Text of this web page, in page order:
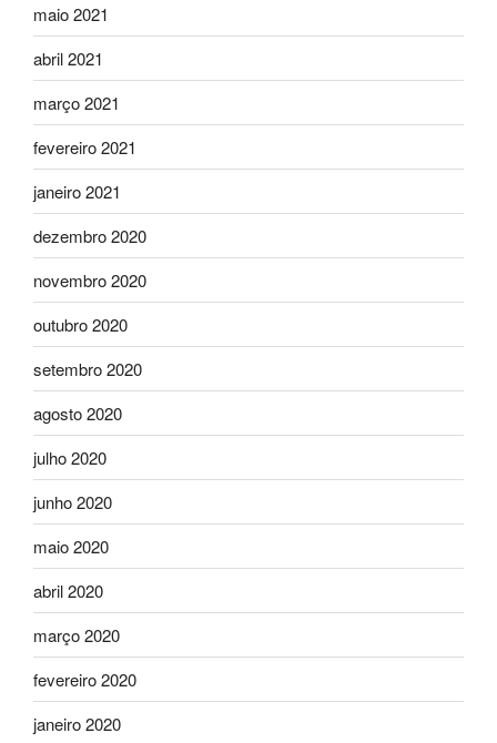
maio 2021
abril 2021
março 2021
fevereiro 2021
janeiro 2021
dezembro 2020
novembro 2020
outubro 2020
setembro 2020
agosto 2020
julho 2020
junho 2020
maio 2020
abril 2020
março 2020
fevereiro 2020
janeiro 2020